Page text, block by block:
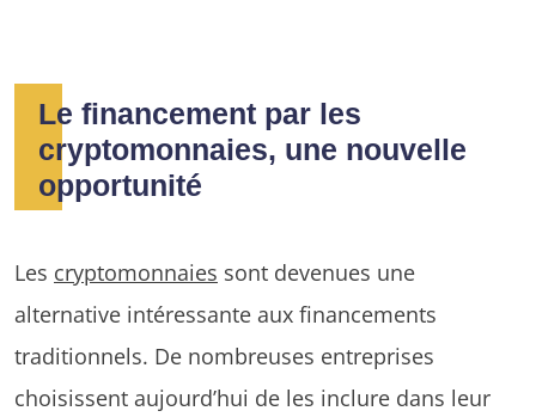
Le financement par les
cryptomonnaies, une nouvelle
opportunité
Les cryptomonnaies sont devenues une
alternative intéressante aux financements
traditionnels. De nombreuses entreprises
choisissent aujourd’hui de les inclure dans leur